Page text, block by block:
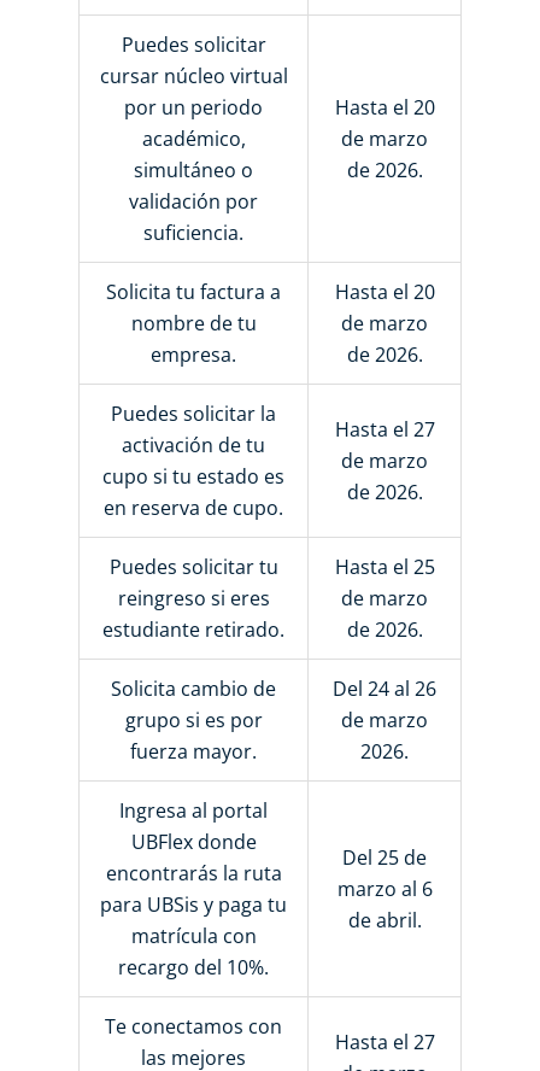
Puedes solicitar
cursar núcleo virtual
por un periodo
académico,
simultáneo o
validación por
suficiencia.
Hasta el 20
de marzo
de 2026.
Solicita tu factura a
nombre de tu
empresa.
Hasta el 20
de marzo
de 2026.
Puedes solicitar la
activación de tu
cupo si tu estado es
en reserva de cupo.
Hasta el 27
de marzo
de 2026.
Puedes solicitar tu
reingreso si eres
estudiante retirado.
Hasta el 25
de marzo
de 2026.
Solicita cambio de
grupo si es por
fuerza mayor.
Del 24 al 26
de marzo
2026.
Ingresa al portal
UBFlex donde
encontrarás la ruta
para UBSis y paga tu
matrícula con
recargo del 10%.
Del 25 de
marzo al 6
de abril.
Te conectamos con
las mejores
Hasta el 27